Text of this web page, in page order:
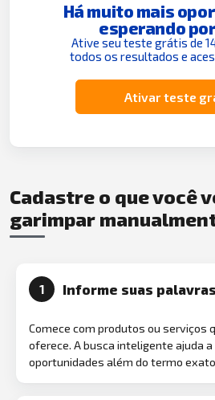
Há muito mais
esperando
Ative seu teste grátis de
todos os resultados e
Ativar teste
Cadastre o que você
garimpar
1 Informe suas
Comece com produtos ou serviços
oferece. A busca inteligente ajuda
oportunidades além do termo